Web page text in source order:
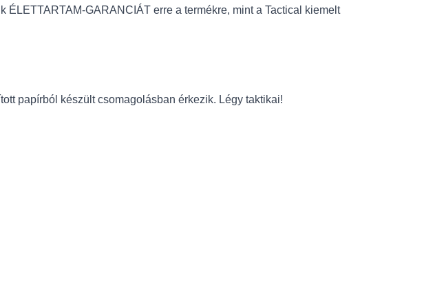
GARANCIÁT erre a termékre, mint a Tactical kiemelt
papírból készült csomagolásban érkezik. Légy taktikai!